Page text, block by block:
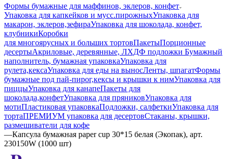
Формы бумажные для маффинов, эклеров, конфет
Упаковка для капкейков и мусс.пирожныхУпаковка для
макарон, эклеров,зефираУпаковка для шоколада, конфет,
клубникиКоробки
для многоярусных и больших тортовПакетыПорционные
десертыАкриловые, деревянные, ЛХДФ подложки Бумажный
наполнитель, бумажная упаковкаУпаковка для
рулета,кексаУпаковка для еды на выносЛенты, шпагатФормы
бумажные под пай-пирог,кексы и крышки к нимУпаковка для
пиццыУпаковка для канапеПакеты для
шоколада,конфетУпаковка для пряниковУпаковка для
мотиПластиковая упаковкаПодложки, салфеткиУпаковка для
тортаПРЕМИУМ упаковка для десертовСтаканы, крышки,
размешиватели для кофе
—Капсула бумажная paper cup 30*15 белая (Экопак), арт.
230150W (1000 шт)